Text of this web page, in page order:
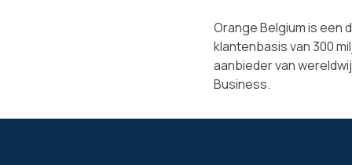
Orange Belgium is een
klantenbasis van 300
aanbieder van
Business.